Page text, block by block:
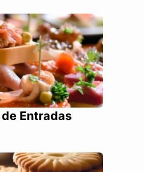
Entradas